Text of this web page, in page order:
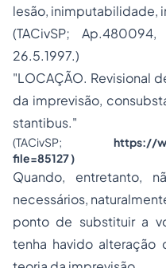
lesão, inimputabilidade,
(TACivSP;
26.5.1997.)
"LOCAÇÃO. Revisional
da imprevisão,
stantibus."
(TACivSP; https://
file=85127)
Quando, entretanto,
necessários,
ponto de substituir a
tenha havido alteração